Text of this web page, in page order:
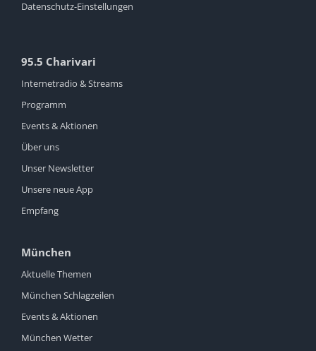
Datenschutz-Einstellungen
95.5 Charivari
Internetradio & Streams
Programm
Events & Aktionen
Über uns
Unser Newsletter
Unsere neue App
Empfang
München
Aktuelle Themen
München Schlagzeilen
Events & Aktionen
München Wetter